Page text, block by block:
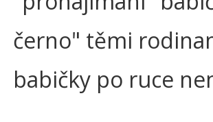
černo" těmi
babičky po ruce